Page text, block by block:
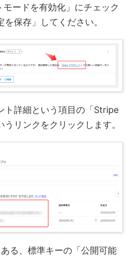
ードを有効化」にチェック
保存」してください。
ト詳細という項目の「Stripe
リンクをクリックします。
る、標準キーの「公開可能